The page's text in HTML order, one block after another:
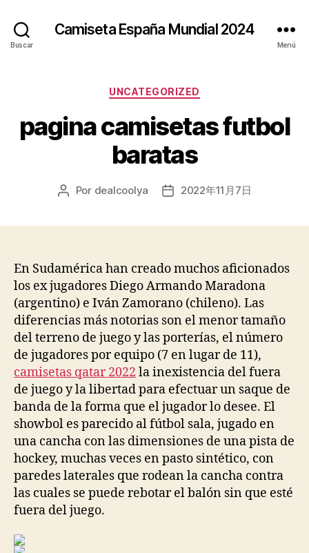
Buscar
Camiseta España Mundial 2024
Menú
Categorías
UNCATEGORIZED
pagina camisetas futbol
baratas
Autor
Por dealcoolya
Fecha2022年11月7日
En Sudamérica han creado muchos aficionados
los ex jugadores Diego Armando Maradona
(argentino) e Iván Zamorano (chileno). Las
diferencias más notorias son el menor tamaño
del terreno de juego y las porterías, el número
de jugadores por equipo (7 en lugar de 11),
camisetas qatar 2022 la inexistencia del fuera
de juego y la libertad para efectuar un saque de
banda de la forma que el jugador lo desee. El
showbol es parecido al fútbol sala, jugado en
una cancha con las dimensiones de una pista de
hockey, muchas veces en pasto sintético, con
paredes laterales que rodean la cancha contra
las cuales se puede rebotar el balón sin que esté
fuera del juego.